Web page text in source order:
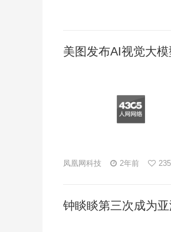
美图发布AI视觉大
凤凰网科技 2年前
钟睒睒第三次成为